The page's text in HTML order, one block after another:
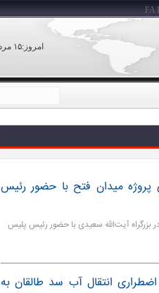
امروز:۱۵ مرداد ۰۵
FA
میدان فتح با حضور رئیس
آیت‌الله سعیدی با حضور رئیس پلیس
انتقال آب سد طالقان به